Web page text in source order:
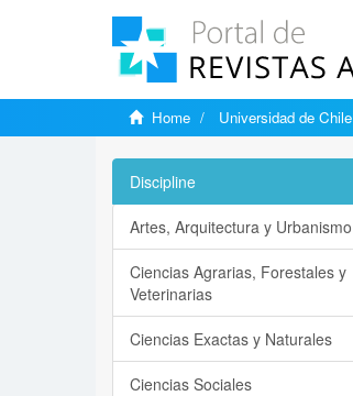
Home Universidad de Chile
Discipline
Artes, Arquitectura y Urbanismo
Ciencias Agrarias, Forestales y
Veterinarias
Ciencias Exactas y Naturales
Ciencias Sociales